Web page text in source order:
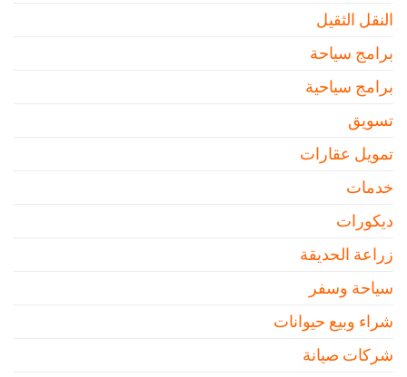
النقل الثقيل
برامج سياحة
برامج سياحية
تسويق
تمويل عقارات
خدمات
ديكورات
زراعة الحديقة
سياحة وسفر
شراء وبيع حيوانات
شركات صيانة